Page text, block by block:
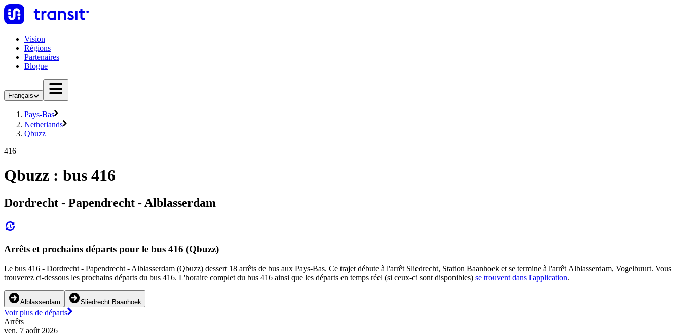
Vision
Régions
Partenaires
Blogue
Français
Pays-Bas
Netherlands
Qbuzz
416
Qbuzz : bus 416
Dordrecht - Papendrecht - Alblasserdam
Arrêts et prochains départs pour le bus 416 (Qbuzz)
Le bus 416 - Dordrecht - Papendrecht - Alblasserdam (Qbuzz) dessert 18 arrêts de bus aux Pays-Bas. Ce trajet débute à l'arrêt Sliedrecht, Station Baanhoek et se termine à l'arrêt Alblasserdam, Vogelbuurt. Vous
trouverez ci-dessous les prochains départs du bus 416. L'horaire complet du bus 416 ainsi que les départs en temps réel (si ceux-ci sont disponibles) se trouvent dans l'application.
Alblasserdam Sliedrecht Baanhoek
Voir plus de départs
Arrêts
ven. 7 août 2026